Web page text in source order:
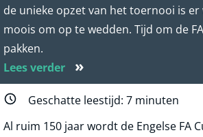
de unieke opzet van het toernooi is er
moois om op te wedden. Tijd om de
pakken.
Lees verder
»
Geschatte leestijd: 7 minuten
Al ruim 150 jaar wordt de Engelse FA